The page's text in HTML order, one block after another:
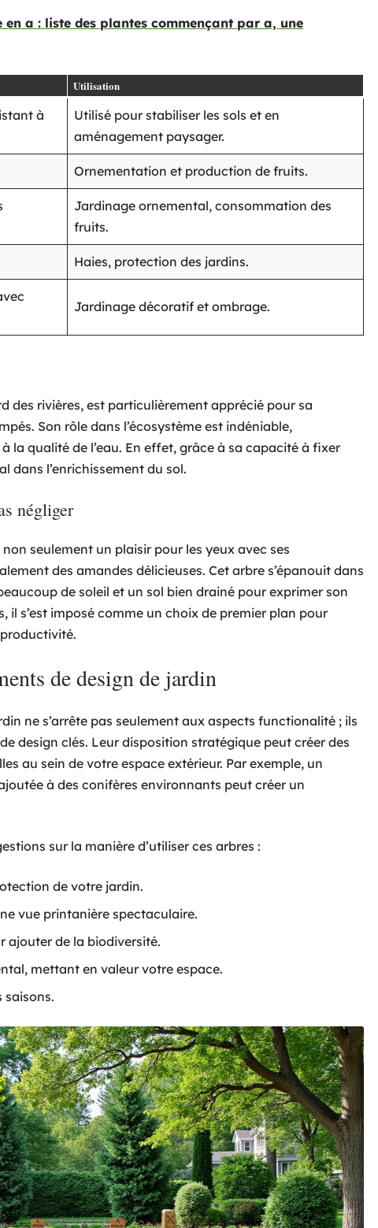
en a : liste des plantes commençant par a, une
Utilisation
à
Utilisé pour stabiliser les sols et en
aménagement paysager.
Ornementation et production de fruits.
Jardinage ornemental, consommation des
fruits.
Haies, protection des jardins.
Jardinage décoratif et ombrage.
des rivières, est particulièrement apprécié pour sa
Son rôle dans l’écosystème est indéniable,
la qualité de l’eau. En effet, grâce à sa capacité à fixer
dans l’enrichissement du sol.
négliger
non seulement un plaisir pour les yeux avec ses
des amandes délicieuses. Cet arbre s’épanouit dans
de soleil et un sol bien drainé pour exprimer son
il s’est imposé comme un choix de premier plan pour
de design de jardin
ne s’arrête pas seulement aux aspects functionalité ; ils
design clés. Leur disposition stratégique peut créer des
au sein de votre espace extérieur. Par exemple, un
à des conifères environnants peut créer un
sur la manière d’utiliser ces arbres :
de votre jardin.
vue printanière spectaculaire.
ajouter de la biodiversité.
mettant en valeur votre espace.
saisons.